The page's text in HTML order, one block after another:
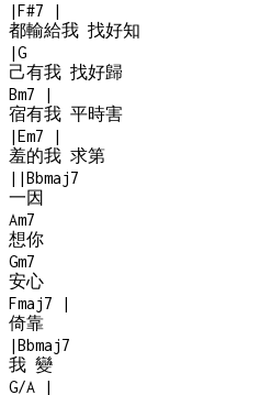
|F#7
|
都輸給我 找好知
|G
己有我 找好歸
Bm7
|
宿有我 平時害
|Em7
|
羞的我 求第
| |Bbmaj7
一因
Am7
想你
Gm7
安心
Fmaj7
|
倚靠
|Bbmaj7
我 變
G/A
|